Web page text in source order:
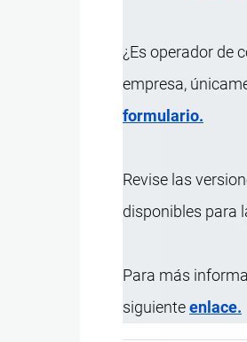
¿Es operador de
empresa,
formulario.
Revise las
disponibles para
Para más
siguienteenlace.